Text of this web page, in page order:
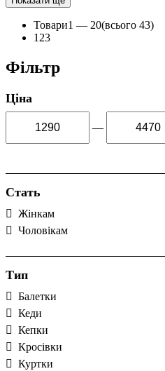
Товари1 — 20(всього 43)
1 23
Фільтр
Ціна
—
Стать
Жінкам
Чоловікам
Тип
Балетки
Кеди
Кепки
Кросівки
Куртки